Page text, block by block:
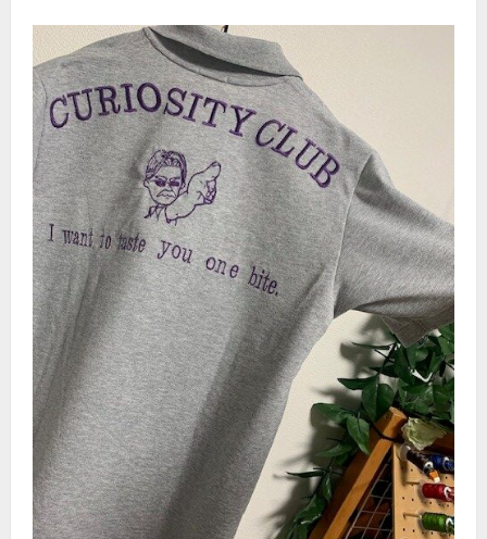
ゃ
ん
か
ら
お
孫
さ
ん
へ
～
バ
イ
ク
ワ
ッ
ペ
ン
～
の
詳
細
を
ご
覧
く
だ
さ
い